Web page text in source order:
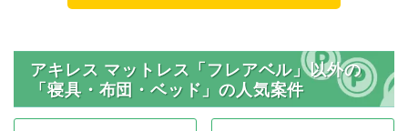
アキレス マットレス「フレアベル」以外の
「寝具・布団・ベッド」の人気案件